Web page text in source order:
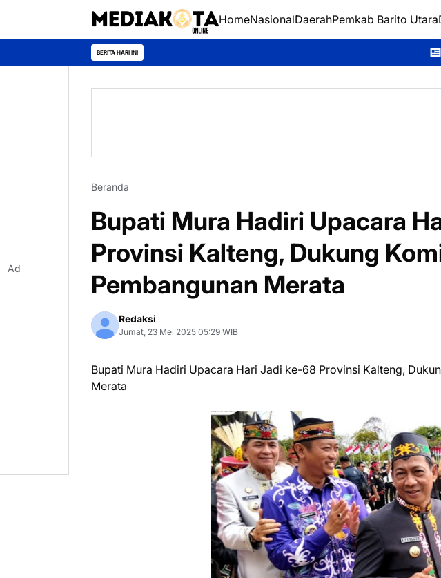
HomeNasionalDaerahPemkab Barito Utara
BERITA HARI INI Murung Raya
Beranda
Bupati Mura Hadiri Upacara
Provinsi Kalteng, Dukung
Pembangunan Merata
Redaksi
Jumat, 23 Mei 2025 05:29 WIB
Bupati Mura Hadiri Upacara Hari Jadi ke-68 Provinsi Kalteng,
Merata
Ad